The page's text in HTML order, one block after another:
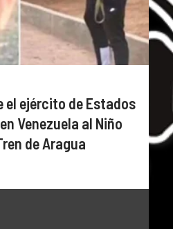
el ejército de Estados
Venezuela al Niño
de Aragua